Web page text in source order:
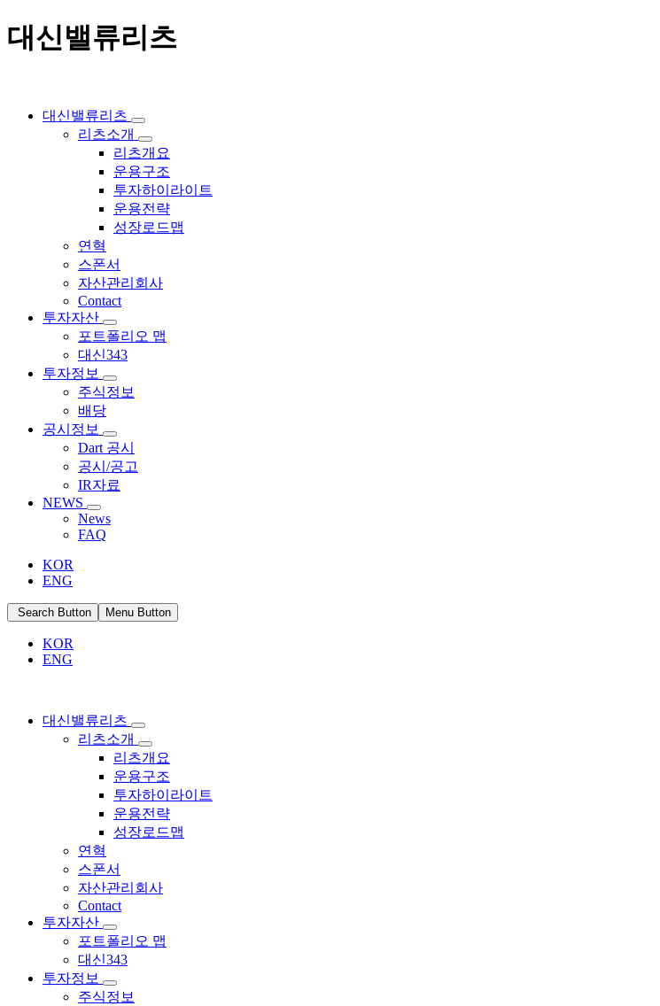
대신밸류리츠
대신밸류리츠
리츠소개
리츠개요
운용구조
투자하이라이트
운용전략
성장로드맵
연혁
스폰서
자산관리회사
Contact
투자자산
포트폴리오 맵
대신343
투자정보
주식정보
배당
공시정보
Dart 공시
공시/공고
IR자료
NEWS
News
FAQ
KOR
ENG
Search Button Menu Button
KOR
ENG
대신밸류리츠
리츠소개
리츠개요
운용구조
투자하이라이트
운용전략
성장로드맵
연혁
스폰서
자산관리회사
Contact
투자자산
포트폴리오 맵
대신343
투자정보
주식정보